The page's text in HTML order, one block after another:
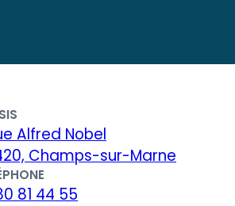
Alfred Nobel
Champs-sur-Marne
81 44 55